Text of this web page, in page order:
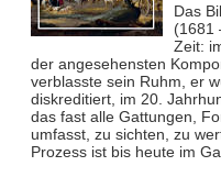
Das
(1681
Zeit:
der angesehensten
verblasste sein Ruhm, er
diskreditiert, im 20.
das fast alle Gattungen,
umfasst, zu sichten, zu
Prozess ist bis heute im